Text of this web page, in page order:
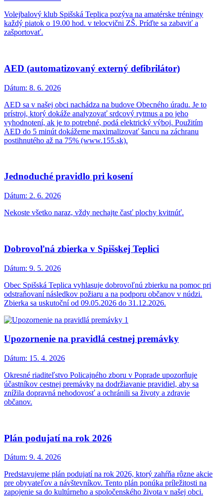
Volejbalový klub Spišská Teplica pozýva na amatérske tréningy
každý piatok o 19.00 hod. v telocvični ZŠ. Príďte sa zabaviť a
zašportovať.
AED (automatizovaný externý defibrilátor)
Dátum: 8. 6. 2026
AED sa v našej obci nachádza na budove Obecného úradu. Je to
prístroj, ktorý dokáže analyzovať srdcový rytmus a po jeho
vyhodnotení, ak je to potrebné, podá elektrický výboj. Použitím
AED do 5 minút dokážeme maximalizovať šancu na záchranu
postihnutého až na 75% (www.155.sk).
Jednoduché pravidlo pri kosení
Dátum: 2. 6. 2026
Nekoste všetko naraz, vždy nechajte časť plochy kvitnúť.
Dobrovoľná zbierka v Spišskej Teplici
Dátum: 9. 5. 2026
Obec Spišská Teplica vyhlasuje dobrovoľnú zbierku na pomoc pri
odstraňovaní následkov požiaru a na podporu občanov v núdzi.
Zbierka sa uskutoční od 09.05.2026 do 31.12.2026.
Upozornenie na pravidlá cestnej premávky
Dátum: 15. 4. 2026
Okresné riaditeľstvo Policajného zboru v Poprade upozorňuje
účastníkov cestnej premávky na dodržiavanie pravidiel, aby sa
znížila dopravná nehodovosť a ochránili sa životy a zdravie
občanov.
Plán podujatí na rok 2026
Dátum: 9. 4. 2026
Predstavujeme plán podujatí na rok 2026, ktorý zahŕňa rôzne akcie
pre obyvateľov a návštevníkov. Tento plán ponúka príležitosti na
zapojenie sa do kultúrneho a spoločenského života v našej obci.